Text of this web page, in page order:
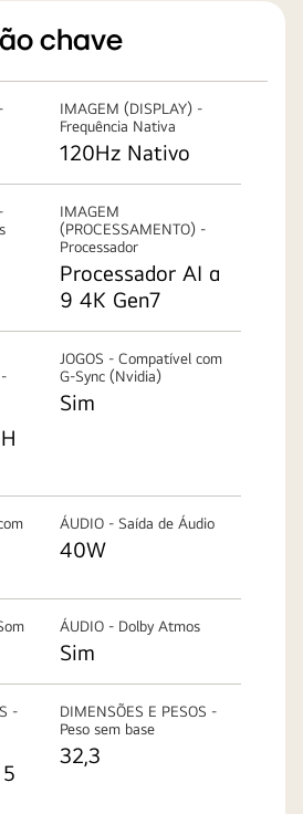
chave
IMAGEM (DISPLAY) -
Frequência Nativa
120Hz Nativo
IMAGEM
(PROCESSAMENTO) -
Processador
Processador AI α
9 4K Gen7
JOGOS - Compatível com
G-Sync (Nvidia)
Sim
ÁUDIO - Saída de Áudio
40W
ÁUDIO - Dolby Atmos
Sim
-
DIMENSÕES E PESOS -
Peso sem base
32,3